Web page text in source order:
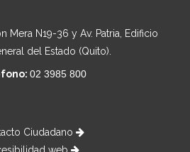
Mera N19-36 y Av. Patria, Edificio
del Estado (Quito).
02 3985 800
Ciudadano
web